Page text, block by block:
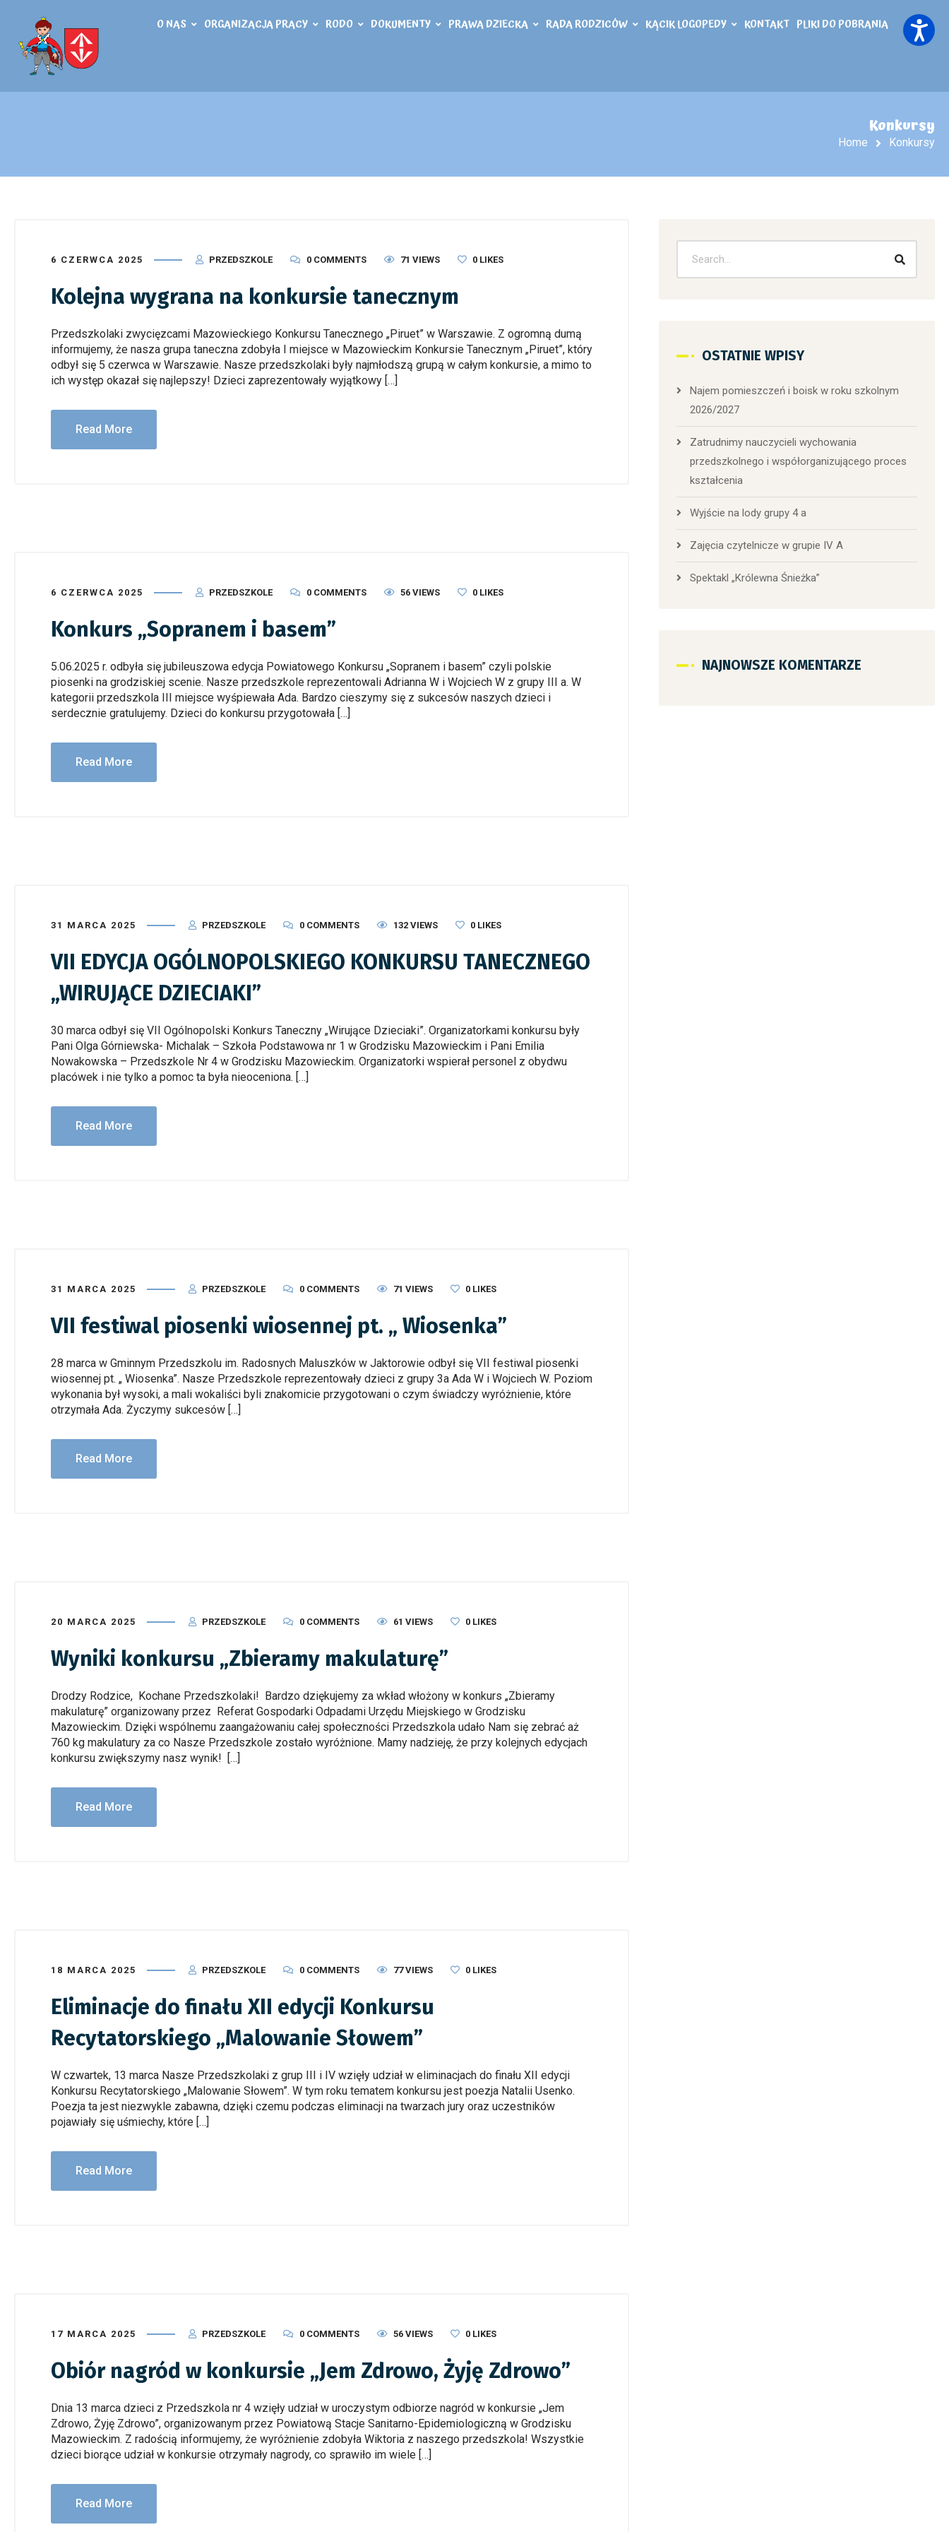
O NAS ORGANIZACJA PRACY RODO DOKUMENTY PRAWA DZIECKA RADA RODZICÓW KĄCIK LOGOPEDY KONTAKT PLIKI DO POBRANIA
Konkursy
Home Konkursy
6 CZERWCA 2025 PRZEDSZKOLE 0 COMMENTS 71 VIEWS 0 LIKES
Kolejna wygrana na konkursie tanecznym
Przedszkolaki zwycięzcami Mazowieckiego Konkursu Tanecznego „Piruet” w Warszawie. Z ogromną dumą
informujemy, że nasza grupa taneczna zdobyła I miejsce w Mazowieckim Konkursie Tanecznym „Piruet”, który
odbył się 5 czerwca w Warszawie. Nasze przedszkolaki były najmłodszą grupą w całym konkursie, a mimo to
ich występ okazał się najlepszy! Dzieci zaprezentowały wyjątkowy […]
Read More
6 CZERWCA 2025 PRZEDSZKOLE 0 COMMENTS 56 VIEWS 0 LIKES
Konkurs „Sopranem i basem”
5.06.2025 r. odbyła się jubileuszowa edycja Powiatowego Konkursu „Sopranem i basem” czyli polskie
piosenki na grodziskiej scenie. Nasze przedszkole reprezentowali Adrianna W i Wojciech W z grupy III a. W
kategorii przedszkola III miejsce wyśpiewała Ada. Bardzo cieszymy się z sukcesów naszych dzieci i
serdecznie gratulujemy. Dzieci do konkursu przygotowała […]
Read More
31 MARCA 2025 PRZEDSZKOLE 0 COMMENTS 132 VIEWS 0 LIKES
VII EDYCJA OGÓLNOPOLSKIEGO KONKURSU TANECZNEGO
„WIRUJĄCE DZIECIAKI”
30 marca odbył się VII Ogólnopolski Konkurs Taneczny „Wirujące Dzieciaki”. Organizatorkami konkursu były
Pani Olga Górniewska- Michalak – Szkoła Podstawowa nr 1 w Grodzisku Mazowieckim i Pani Emilia
Nowakowska – Przedszkole Nr 4 w Grodzisku Mazowieckim. Organizatorki wspierał personel z obydwu
placówek i nie tylko a pomoc ta była nieoceniona. […]
Read More
31 MARCA 2025 PRZEDSZKOLE 0 COMMENTS 71 VIEWS 0 LIKES
VII festiwal piosenki wiosennej pt. „ Wiosenka”
28 marca w Gminnym Przedszkolu im. Radosnych Maluszków w Jaktorowie odbył się VII festiwal piosenki
wiosennej pt. „ Wiosenka”. Nasze Przedszkole reprezentowały dzieci z grupy 3a Ada W i Wojciech W. Poziom
wykonania był wysoki, a mali wokaliści byli znakomicie przygotowani o czym świadczy wyróżnienie, które
otrzymała Ada. Życzymy sukcesów […]
Read More
20 MARCA 2025 PRZEDSZKOLE 0 COMMENTS 61 VIEWS 0 LIKES
Wyniki konkursu „Zbieramy makulaturę”
Drodzy Rodzice, Kochane Przedszkolaki! Bardzo dziękujemy za wkład włożony w konkurs „Zbieramy
makulaturę” organizowany przez Referat Gospodarki Odpadami Urzędu Miejskiego w Grodzisku
Mazowieckim. Dzięki wspólnemu zaangażowaniu całej społeczności Przedszkola udało Nam się zebrać aż
760 kg makulatury za co Nasze Przedszkole zostało wyróżnione. Mamy nadzieję, że przy kolejnych edycjach
konkursu zwiększymy nasz wynik! […]
Read More
18 MARCA 2025 PRZEDSZKOLE 0 COMMENTS 77 VIEWS 0 LIKES
Eliminacje do finału XII edycji Konkursu
Recytatorskiego „Malowanie Słowem”
W czwartek, 13 marca Nasze Przedszkolaki z grup III i IV wzięły udział w eliminacjach do finału XII edycji
Konkursu Recytatorskiego „Malowanie Słowem”. W tym roku tematem konkursu jest poezja Natalii Usenko.
Poezja ta jest niezwykle zabawna, dzięki czemu podczas eliminacji na twarzach jury oraz uczestników
pojawiały się uśmiechy, które […]
Read More
17 MARCA 2025 PRZEDSZKOLE 0 COMMENTS 56 VIEWS 0 LIKES
Obiór nagród w konkursie „Jem Zdrowo, Żyję Zdrowo”
Dnia 13 marca dzieci z Przedszkola nr 4 wzięły udział w uroczystym odbiorze nagród w konkursie „Jem
Zdrowo, Żyję Zdrowo”, organizowanym przez Powiatową Stacje Sanitarno-Epidemiologiczną w Grodzisku
Mazowieckim. Z radością informujemy, że wyróżnienie zdobyła Wiktoria z naszego przedszkola! Wszystkie
dzieci biorące udział w konkursie otrzymały nagrody, co sprawiło im wiele […]
Read More
OSTATNIE WPISY
Najem pomieszczeń i boisk w roku szkolnym
2026/2027
Zatrudnimy nauczycieli wychowania
przedszkolnego i współorganizującego proces
kształcenia
Wyjście na lody grupy 4 a
Zajęcia czytelnicze w grupie IV A
Spektakl „Królewna Śnieżka”
NAJNOWSZE KOMENTARZE